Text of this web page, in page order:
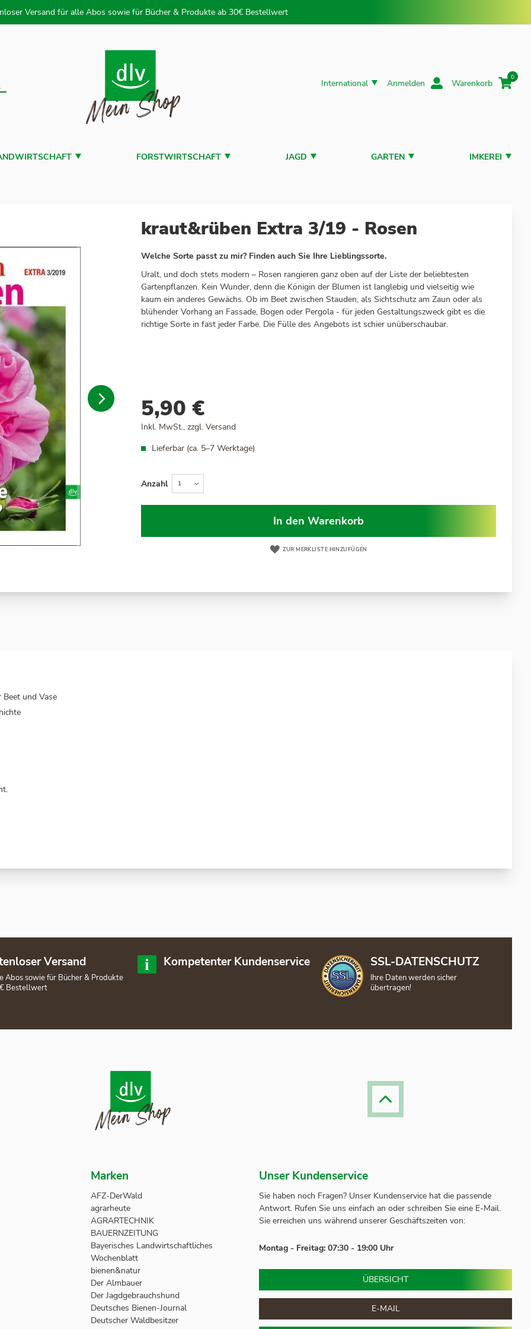
zum InhaltVersand für alle Abos sowie für Bücher & Produkte ab 30€ Bestellwert
International Anmelden Warenkorb
0
FORSTWIRTSCHAFT JAGD GARTEN IMKEREI
kraut&rüben Extra 3/19 - Rosen
Welche Sorte passt zu mir? Finden auch Sie Ihre Lieblingssorte.
Uralt, und doch stets modern – Rosen rangieren ganz oben auf der Liste der beliebtesten
Gartenpflanzen. Kein Wunder, denn die Königin der Blumen ist langlebig und vielseitig wie
kaum ein anderes Gewächs. Ob im Beet zwischen Stauden, als Sichtschutz am Zaun oder als
blühender Vorhang an Fassade, Bogen oder Pergola - für jeden Gestaltungszweck gibt es die
richtige Sorte in fast jeder Farbe. Die Fülle des Angebots ist schier unüberschaubar.
5,90 €
Inkl. MwSt., zzgl. Versand
Lieferbar (ca. 5–7 Werktage)
Anzahl
In den Warenkorb
ZUR MERKLISTE HINZUFÜGEN
und Vase
Versand
Abos sowie für Bücher & Produkte
Bestellwert
Kompetenter Kundenservice SSL-DATENSCHUTZ
Ihre Daten werden sicher
übertragen!
Marken
AFZ-DerWald
agrarheute
AGRARTECHNIK
BAUERNZEITUNG
Bayerisches Landwirtschaftliches
Wochenblatt
bienen&natur
Der Almbauer
Der Jagdgebrauchshund
Deutsches Bienen-Journal
Deutscher Waldbesitzer
Unser Kundenservice
Sie haben noch Fragen? Unser Kundenservice hat die passende
Antwort. Rufen Sie uns einfach an oder schreiben Sie eine E-Mail.
Sie erreichen uns während unserer Geschäftszeiten von:
Montag - Freitag: 07:30 - 19:00 Uhr
ÜBERSICHT
E-MAIL